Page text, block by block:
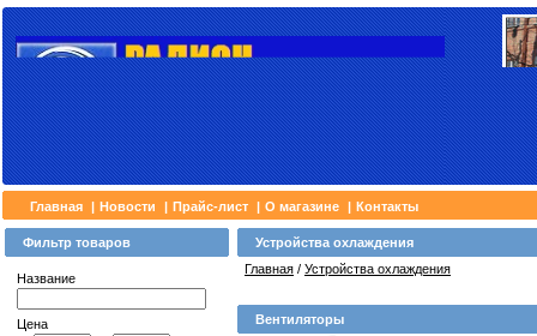
Главная | Новости | Прайс-лист | О магазине | Контакты
Фильтр товаров
Название
Цена
Устройства охлаждения
Главная / Устройства охлаждения
Вентиляторы